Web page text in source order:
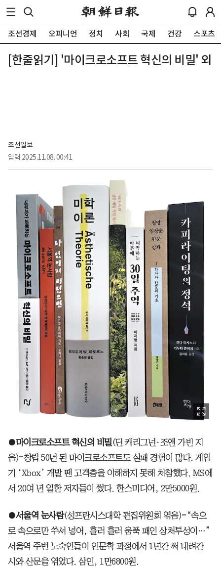
조선경제 오피니언 정치 사회 국제 건강 스포츠
[한줄읽기] '마이크로소프트 혁신의 비밀' 외
조선일보
입력 2025.11.08. 00:41
●마이크로소프트 혁신의 비밀(딘 캐리그넌·조앤 가빈 지
음)=창립 50년 된 마이크로소프트도 실패 경험이 많다. 게임
기 ‘Xbox’ 개발 땐 고객층을 이해하지 못해 처참했다. MS에
서 20여 년 일한 저자들이 썼다. 한스미디어, 2만5000원.
●서울역 눈사람(성프란시스대학 편집위원회 엮음)=“속으
로 속으로만 쑤셔 넣어, 흘러 흘러 움푹 패인 상처투성이…”
서울역 주변 노숙인들이 인문학 과정에서 1년간 써 내려간
시와 산문을 엮었다. 삼인, 1만6800원.